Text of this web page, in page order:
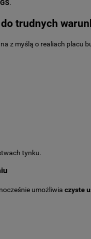
.
trudnych
z myślą o realiach placu
tynku.
umożliwia czyste